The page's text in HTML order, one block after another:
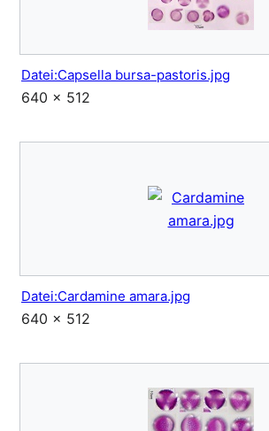
Datei:Capsella bursa-pastoris.jpg
640 × 512
Datei:Cardamine amara.jpg
640 × 512